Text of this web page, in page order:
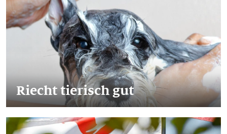
Riecht tierisch gut